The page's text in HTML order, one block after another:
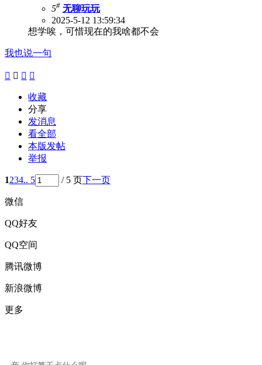
5# 无聊玩玩
2025-5-12 13:59:34
想学唉，可惜现在的我啥都不会
我也说一句
   
收藏
分享
发消息
看全部
本版发帖
举报
1234.. 5 / 5 页下一页
微信
QQ好友
QQ空间
腾讯微博
新浪微博
更多